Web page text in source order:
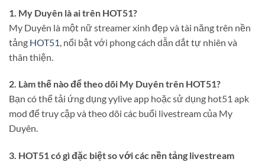
1. My Duyên là ai trên HOT51?
My Duyên là một nữ streamer xinh đẹp và tài năng trên nền
tảng HOT51 , nổi bật với phong cách dẫn dắt tự nhiên và
thân thiện.
2. Làm thế nào để theo dõi My Duyên trên HOT51?
Bạn có thể tải ứng dụng yylive app hoặc sử dụng hot51 apk
mod để truy cập và theo dõi các buổi livestream của My
Duyên.
3. HOT51 có gì đặc biệt so với các nền tảng livestream